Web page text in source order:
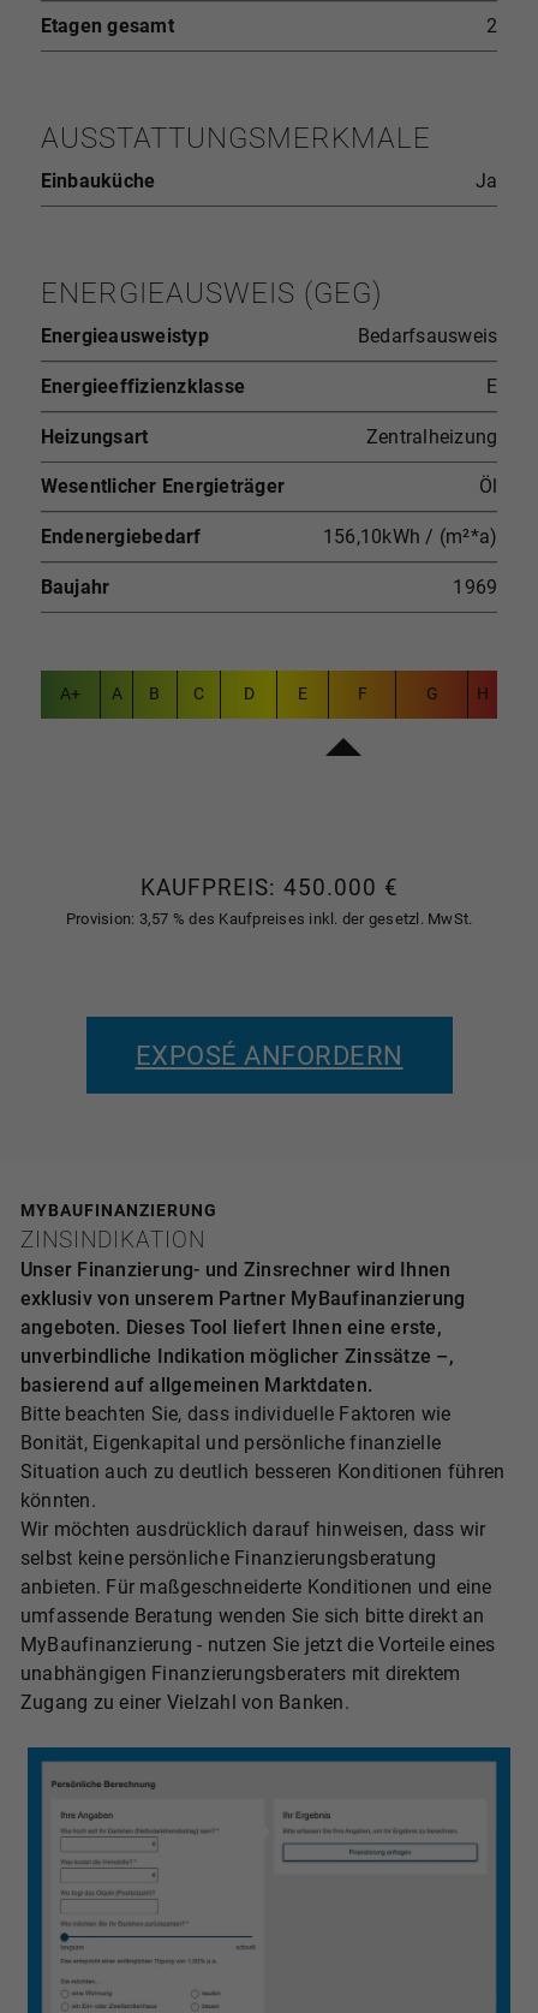
Etagen gesamt 2
AUSSTATTUNGSMERKMALE
Einbauküche Ja
ENERGIEAUSWEIS (GEG)
Energieausweistyp Bedarfsausweis
Energieeffizienzklasse E
Heizungsart Zentralheizung
Wesentlicher Energieträger Öl
Endenergiebedarf 156,10kWh / (m²*a)
Baujahr 1969
A+ A B C D E F G H
KAUFPREIS: 450.000 €
Provision: 3,57 % des Kaufpreises inkl. der gesetzl. MwSt.
EXPOSÉ ANFORDERN
MYBAUFINANZIERUNG
ZINSINDIKATION
Unser Finanzierung- und Zinsrechner wird Ihnen
exklusiv von unserem Partner MyBaufinanzierung
angeboten. Dieses Tool liefert Ihnen eine erste,
unverbindliche Indikation möglicher Zinssätze –,
basierend auf allgemeinen Marktdaten.
Bitte beachten Sie, dass individuelle Faktoren wie
Bonität, Eigenkapital und persönliche finanzielle
Situation auch zu deutlich besseren Konditionen führen
könnten.
Wir möchten ausdrücklich darauf hinweisen, dass wir
selbst keine persönliche Finanzierungsberatung
anbieten. Für maßgeschneiderte Konditionen und eine
umfassende Beratung wenden Sie sich bitte direkt an
MyBaufinanzierung - nutzen Sie jetzt die Vorteile eines
unabhängigen Finanzierungsberaters mit direktem
Zugang zu einer Vielzahl von Banken.